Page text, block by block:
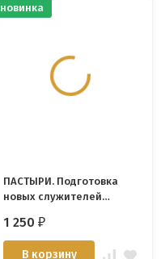
новинка
ПАСТЫРИ. Подготовка
новых служителей
Бахмутский
1 250₽
В корзину